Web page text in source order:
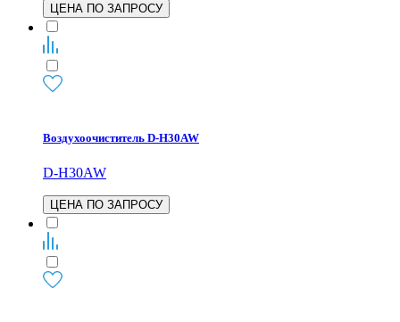
ЦЕНА ПО ЗАПРОСУ
Воздухоочиститель D-H30AW
D-H30AW
ЦЕНА ПО ЗАПРОСУ